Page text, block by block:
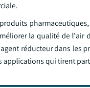
la qualité de l'air
réducteur dans les
qui tirent